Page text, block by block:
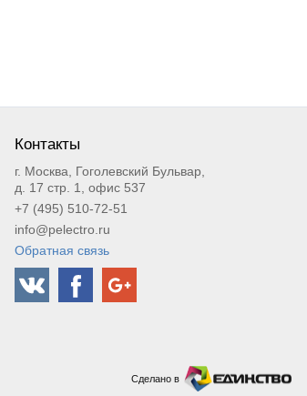
Контакты
г. Москва, Гоголевский Бульвар,
д. 17 стр. 1, офис 537
+7 (495) 510-72-51
info@pelectro.ru
Обратная связь
Сделано в